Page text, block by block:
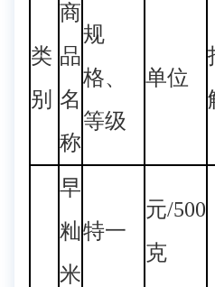
类
别
商
品
名
称
规
格、
等级
单位
早
籼
米
特一
元/500
克